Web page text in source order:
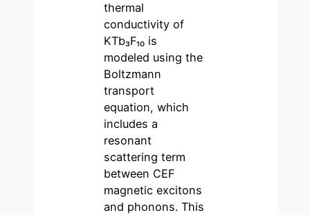
thermal
conductivity of
KTb₃F₁₀ is
modeled using the
Boltzmann
transport
equation, which
includes a
resonant
scattering term
between CEF
magnetic excitons
and phonons. This